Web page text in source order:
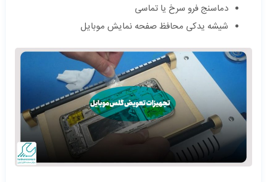
دماسنج فرو سرخ یا تماسی
شیشه یدکی محافظ صفحه نمایش موبایل